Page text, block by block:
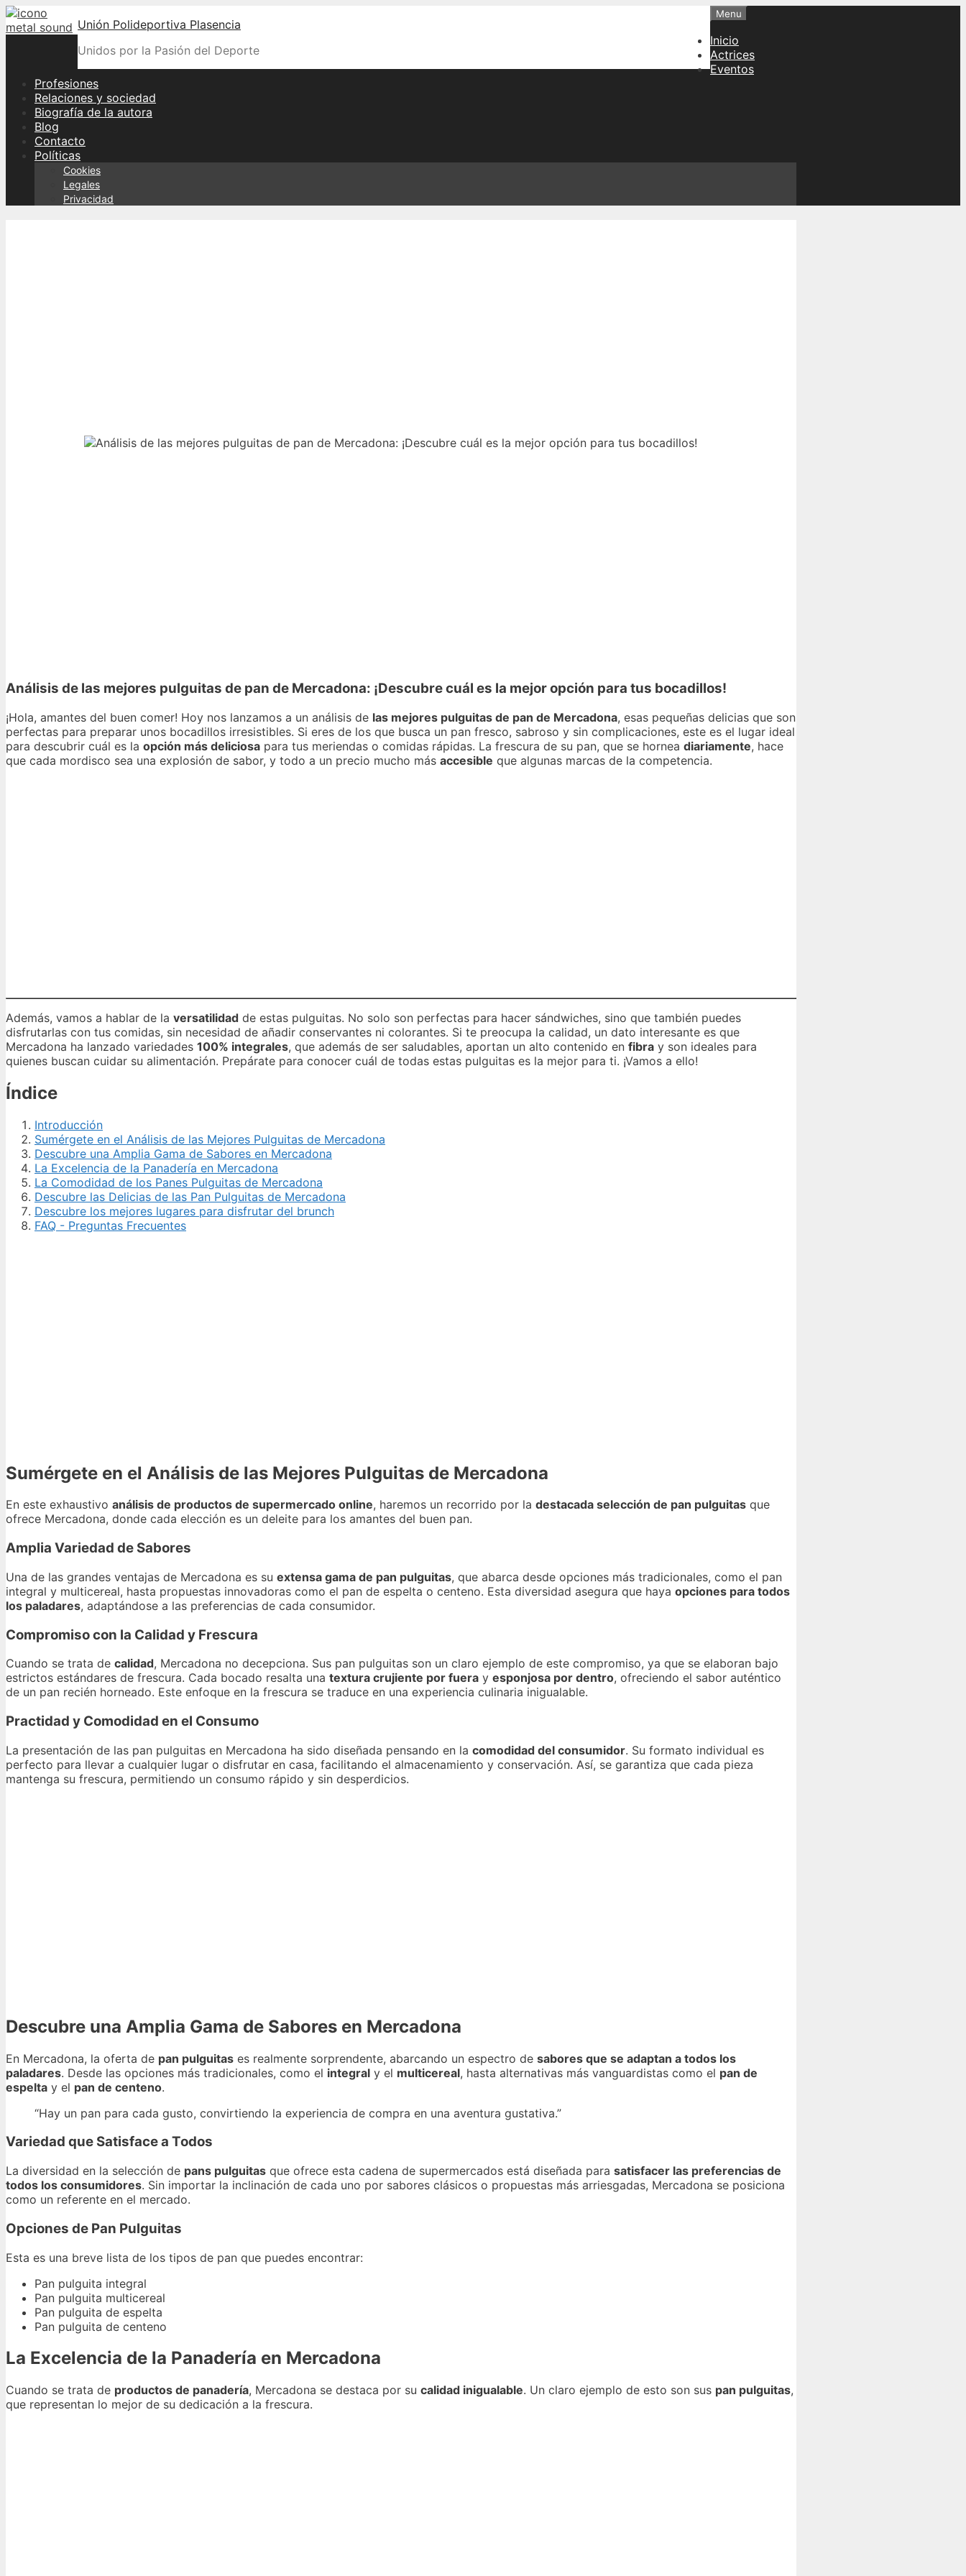
Skip
to
Unión Polideportiva Plasencia
Unidos por la Pasión del Deporte
Menu
Inicio
Actrices
Eventos
Profesiones
Relaciones y sociedad
Biografía de la autora
Blog
Contacto
Políticas
Cookies
Legales
Privacidad
Análisis de las mejores pulguitas de pan de Mercadona: ¡Descubre cuál es la mejor opción para tus bocadillos!
¡Hola, amantes del buen comer! Hoy nos lanzamos a un análisis de las mejores pulguitas de pan de Mercadona, esas pequeñas delicias que son
perfectas para preparar unos bocadillos irresistibles. Si eres de los que busca un pan fresco, sabroso y sin complicaciones, este es el lugar ideal
para descubrir cuál es la opción más deliciosa para tus meriendas o comidas rápidas. La frescura de su pan, que se hornea diariamente, hace
que cada mordisco sea una explosión de sabor, y todo a un precio mucho más accesible que algunas marcas de la competencia.
Además, vamos a hablar de la versatilidad de estas pulguitas. No solo son perfectas para hacer sándwiches, sino que también puedes
disfrutarlas con tus comidas, sin necesidad de añadir conservantes ni colorantes. Si te preocupa la calidad, un dato interesante es que
Mercadona ha lanzado variedades 100% integrales, que además de ser saludables, aportan un alto contenido en fibra y son ideales para
quienes buscan cuidar su alimentación. Prepárate para conocer cuál de todas estas pulguitas es la mejor para ti. ¡Vamos a ello!
Índice
Introducción
Sumérgete en el Análisis de las Mejores Pulguitas de Mercadona
Descubre una Amplia Gama de Sabores en Mercadona
La Excelencia de la Panadería en Mercadona
La Comodidad de los Panes Pulguitas de Mercadona
Descubre las Delicias de las Pan Pulguitas de Mercadona
Descubre los mejores lugares para disfrutar del brunch
FAQ - Preguntas Frecuentes
Sumérgete en el Análisis de las Mejores Pulguitas de Mercadona
En este exhaustivo análisis de productos de supermercado online, haremos un recorrido por la destacada selección de pan pulguitas que
ofrece Mercadona, donde cada elección es un deleite para los amantes del buen pan.
Amplia Variedad de Sabores
Una de las grandes ventajas de Mercadona es su extensa gama de pan pulguitas, que abarca desde opciones más tradicionales, como el pan
integral y multicereal, hasta propuestas innovadoras como el pan de espelta o centeno. Esta diversidad asegura que haya opciones para todos
los paladares, adaptándose a las preferencias de cada consumidor.
Compromiso con la Calidad y Frescura
Cuando se trata de calidad, Mercadona no decepciona. Sus pan pulguitas son un claro ejemplo de este compromiso, ya que se elaboran bajo
estrictos estándares de frescura. Cada bocado resalta una textura crujiente por fuera y esponjosa por dentro, ofreciendo el sabor auténtico
de un pan recién horneado. Este enfoque en la frescura se traduce en una experiencia culinaria inigualable.
Practidad y Comodidad en el Consumo
La presentación de las pan pulguitas en Mercadona ha sido diseñada pensando en la comodidad del consumidor. Su formato individual es
perfecto para llevar a cualquier lugar o disfrutar en casa, facilitando el almacenamiento y conservación. Así, se garantiza que cada pieza
mantenga su frescura, permitiendo un consumo rápido y sin desperdicios.
Descubre una Amplia Gama de Sabores en Mercadona
En Mercadona, la oferta de pan pulguitas es realmente sorprendente, abarcando un espectro de sabores que se adaptan a todos los
paladares. Desde las opciones más tradicionales, como el integral y el multicereal, hasta alternativas más vanguardistas como el pan de
espelta y el pan de centeno.
“Hay un pan para cada gusto, convirtiendo la experiencia de compra en una aventura gustativa.”
Variedad que Satisface a Todos
La diversidad en la selección de pans pulguitas que ofrece esta cadena de supermercados está diseñada para satisfacer las preferencias de
todos los consumidores. Sin importar la inclinación de cada uno por sabores clásicos o propuestas más arriesgadas, Mercadona se posiciona
como un referente en el mercado.
Opciones de Pan Pulguitas
Esta es una breve lista de los tipos de pan que puedes encontrar:
Pan pulguita integral
Pan pulguita multicereal
Pan pulguita de espelta
Pan pulguita de centeno
La Excelencia de la Panadería en Mercadona
Cuando se trata de productos de panadería, Mercadona se destaca por su calidad inigualable. Un claro ejemplo de esto son sus pan pulguitas,
que representan lo mejor de su dedicación a la frescura.